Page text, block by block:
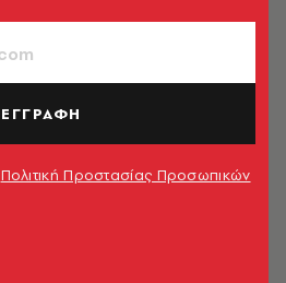
ΕΓΓΡΑΦΗ
Πολιτική Προστασίας Προσωπικών